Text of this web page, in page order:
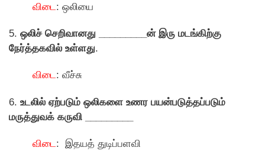
விடை : ஒலியை
5. ஒலிச் செறிவானது _________ன் இரு மடங்கிற்கு
நேர்த்தகவில் உள்ளது.
விடை: வீச்சு
6. உடலில் ஏற்படும் ஒலிகளை உணர பயன்படுத்தப்படும்
மருத்துவக் கருவி _________
விடை: இதயத் துடிப்பளவி